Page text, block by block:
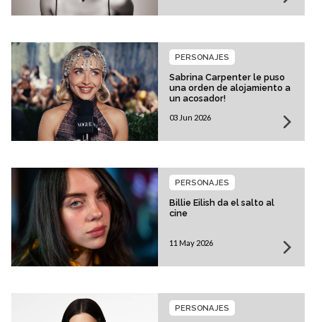
Sabrina Carpenter le puso
una orden de alojamiento a
un acosador!
PERSONAJES
03 Jun 2026
Billie Eilish da el salto al
cine
PERSONAJES
11 May 2026
PERSONAJES